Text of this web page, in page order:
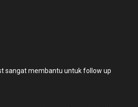
sangat membantu untuk follow up